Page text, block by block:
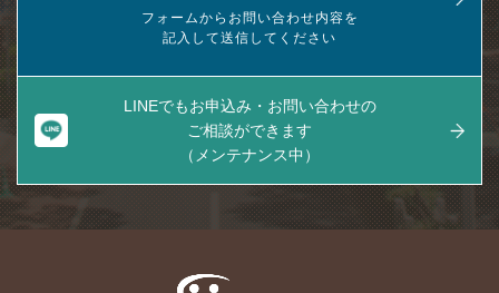
フォームからお問い合わせ内容を
記入して送信してください
LINEでもお申込み・お問い合わせの
ご相談ができます
（メンテナンス中）